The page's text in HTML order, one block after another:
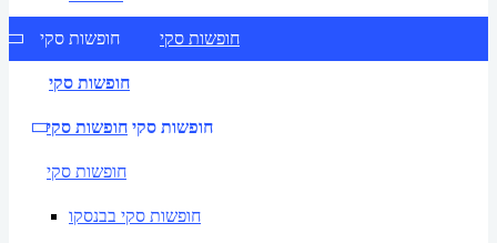
חופשות סקי חופשות סקי
חופשות סקי
חופשות סקי חופשות סקי
חופשות סקי
חופשות סקי בבנסקו